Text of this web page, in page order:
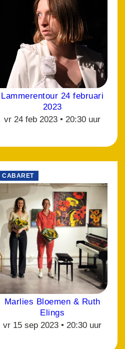
Lammerentour 24 februari
2023
vr 24 feb 2023 • 20:30 uur
CABARET
Marlies Bloemen & Ruth
Elings
vr 15 sep 2023 • 20:30 uur